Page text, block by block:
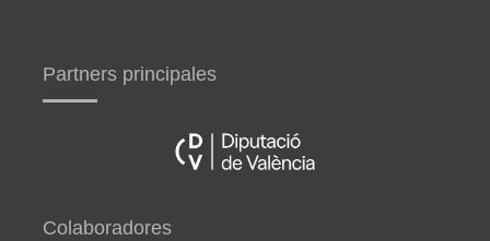
Partners principales
Colaboradores